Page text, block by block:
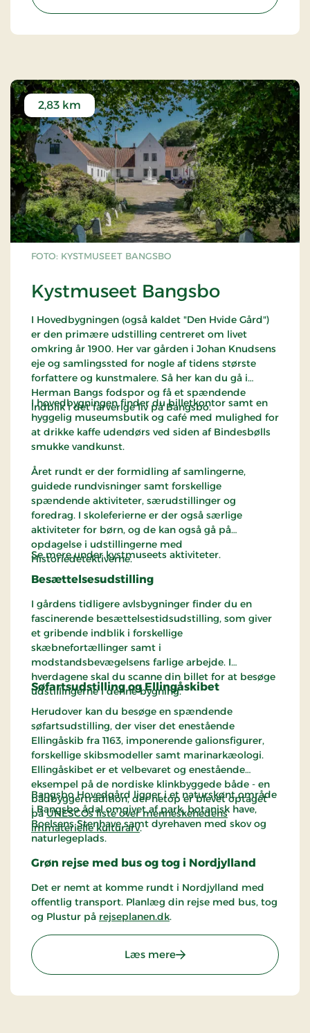
FOTO: KYSTMUSEET BANGSBO
Kystmuseet Bangsbo
2,83 km
I Hovedbygningen (også kaldet "Den Hvide Gård")
er den primære udstilling centreret om livet
omkring år 1900. Her var gården i Johan Knudsens
eje og samlingssted for nogle af tidens største
forfattere og kunstmalere. Så her kan du gå i
Herman Bangs fodspor og få et spændende
indblik i det farverige liv på Bangsbo.
I hovedbygningen finder du billetkontor samt en
hyggelig museumsbutik og café med mulighed for
at drikke kaffe udendørs ved siden af Bindesbølls
smukke vandkunst.
Året rundt er der formidling af samlingerne,
guidede rundvisninger samt forskellige
spændende aktiviteter, særudstillinger og
foredrag. I skoleferierne er der også særlige
aktiviteter for børn, og de kan også gå på
opdagelse i udstillingerne med
Historiedetektiverne.
Se mere under kystmuseets aktiviteter.
Besættelsesudstilling
I gårdens tidligere avlsbygninger finder du en
fascinerende besættelsestidsudstilling, som giver
et gribende indblik i forskellige
skæbnefortællinger samt i
modstandsbevægelsens farlige arbejde. I
hverdagene skal du scanne din billet for at besøge
udstillingerne i denne bygning.
Søfartsudstilling og Ellingåskibet
Herudover kan du besøge en spændende
søfartsudstilling, der viser det enestående
Ellingåskib fra 1163, imponerende galionsfigurer,
forskellige skibsmodeller samt marinarkæologi.
Ellingåskibet er et velbevaret og enestående
eksempel på de nordiske klinkbyggede både - en
bådbyggertradition, der netop er blevet optaget
påUNESCOs liste over menneskehedens
immaterielle kulturarv.
Bangsbo Hovedgård ligger i et naturskønt område
i Bangsbo ådal omgivet af park, botanisk have,
Boelsens Stenhave samt dyrehaven med skov og
naturlegeplads.
Grøn rejse med bus og tog i Nordjylland
Det er nemt at komme rundt i Nordjylland med
offentlig transport. Planlæg din rejse med bus, tog
og Plustur på rejseplanen.dk.
Læs mere: Kystmuseet Bangsbo